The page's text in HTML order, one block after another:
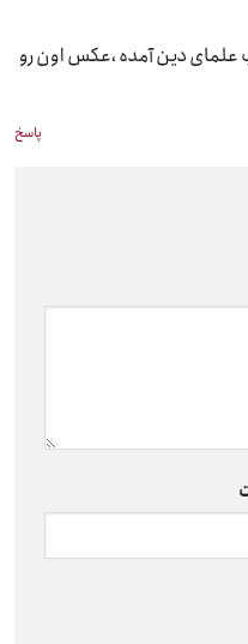
علمای دین آمده ،عکس اون رو
پاسخ